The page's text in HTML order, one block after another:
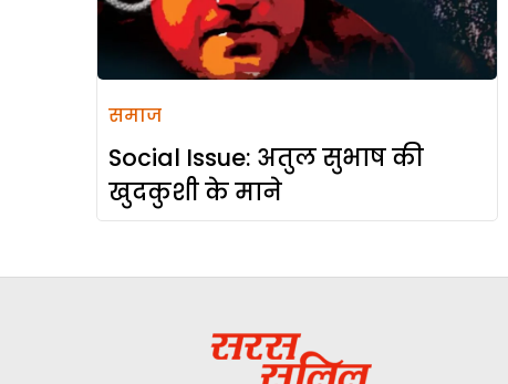
समाज
Social Issue: अतुल सुभाष की
खुदकुशी के माने